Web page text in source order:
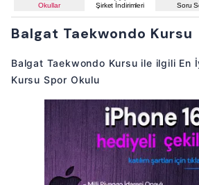
Okullar Şirket İndirimleri Soru
Balgat Taekwondo Kursu
Balgat Taekwondo Kursu ile ilgili En
Kursu Spor Okulu